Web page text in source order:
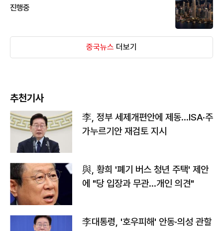
진행중
중국뉴스 더보기
추천기사
李, 정부 세제개편안에 제동…ISA·주
가누르기안 재검토 지시
與, 황희 '폐기 버스 청년 주택' 제안
에 "당 입장과 무관…개인 의견"
李대통령, '호우피해' 안동·의성 관할